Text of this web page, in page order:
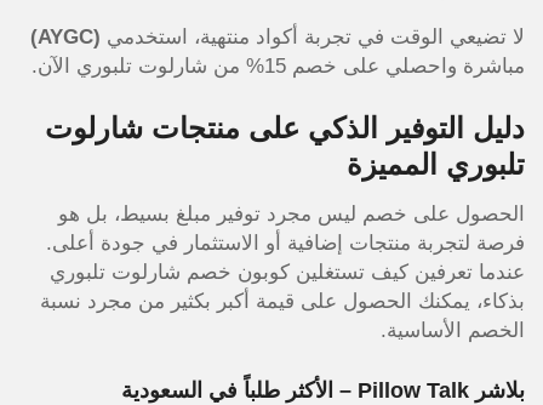
لا تضيعي الوقت في تجربة أكواد منتهية، استخدمي (AYGC)
مباشرة واحصلي على خصم 15% من شارلوت تلبوري الآن.
دليل التوفير الذكي على منتجات شارلوت
تلبوري المميزة
الحصول على خصم ليس مجرد توفير مبلغ بسيط، بل هو
فرصة لتجربة منتجات إضافية أو الاستثمار في جودة أعلى.
عندما تعرفين كيف تستغلين كوبون خصم شارلوت تلبوري
بذكاء، يمكنك الحصول على قيمة أكبر بكثير من مجرد نسبة
الخصم الأساسية.
بلاشر Pillow Talk – الأكثر طلباً في السعودية